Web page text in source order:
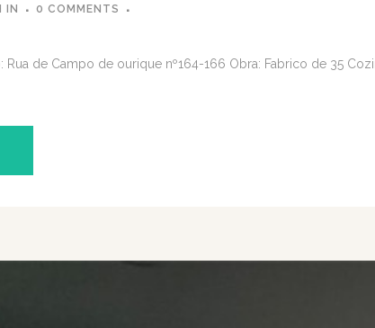
IN
0 COMMENTS
Rua de Campo de ourique nº164-166 Obra: Fabrico de 35